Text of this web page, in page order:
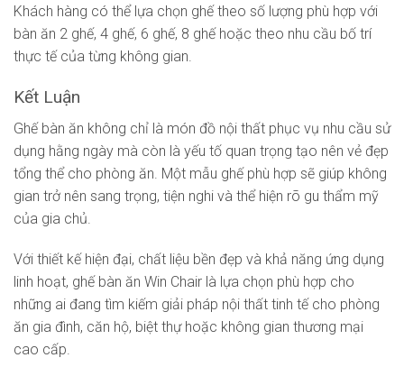
Khách hàng có thể lựa chọn ghế theo số lượng phù hợp với
bàn ăn 2 ghế, 4 ghế, 6 ghế, 8 ghế hoặc theo nhu cầu bố trí
thực tế của từng không gian.
Kết Luận
Ghế bàn ăn không chỉ là món đồ nội thất phục vụ nhu cầu sử
dụng hằng ngày mà còn là yếu tố quan trọng tạo nên vẻ đẹp
tổng thể cho phòng ăn. Một mẫu ghế phù hợp sẽ giúp không
gian trở nên sang trọng, tiện nghi và thể hiện rõ gu thẩm mỹ
của gia chủ.
Với thiết kế hiện đại, chất liệu bền đẹp và khả năng ứng dụng
linh hoạt, ghế bàn ăn Win Chair là lựa chọn phù hợp cho
những ai đang tìm kiếm giải pháp nội thất tinh tế cho phòng
ăn gia đình, căn hộ, biệt thự hoặc không gian thương mại
cao cấp.